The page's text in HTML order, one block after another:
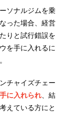
ソナルジムを乗
った場合、経営
りと試行錯誤を
を手に入れるに
チャイズチェー
に入れられ、結
えている方にと